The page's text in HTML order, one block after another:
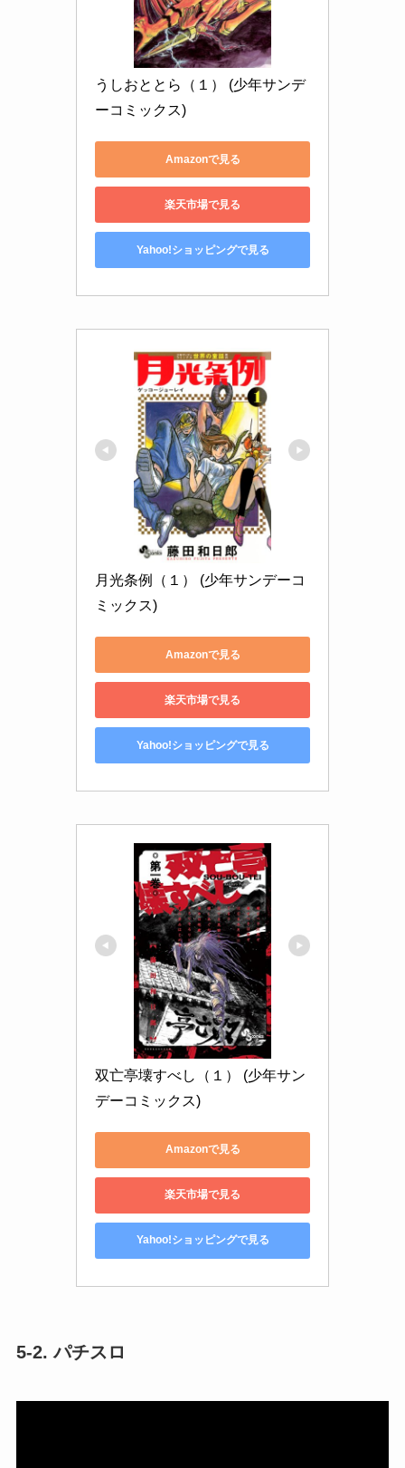
うしおととら（１） (少年サンデ
ーコミックス)
Amazonで見る
楽天市場で見る
Yahoo!ショッピングで見る
月光条例（１） (少年サンデーコ
ミックス)
Amazonで見る
楽天市場で見る
Yahoo!ショッピングで見る
双亡亭壊すべし（１） (少年サン
デーコミックス)
Amazonで見る
楽天市場で見る
Yahoo!ショッピングで見る
5-2. パチスロ